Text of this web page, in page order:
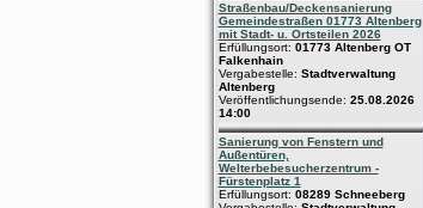
Straßenbau/Deckensanierung
Gemeindestraßen 01773 Altenberg
mit Stadt- u. Ortsteilen 2026
Erfüllungsort: 01773 Altenberg OT
Falkenhain
Vergabestelle: Stadtverwaltung
Altenberg
Veröffentlichungsende: 25.08.2026
14:00
Sanierung von Fenstern und
Außentüren,
Welterbebesucherzentrum -
Fürstenplatz 1
Erfüllungsort: 08289 Schneeberg